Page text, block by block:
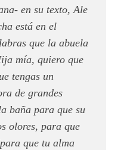
en su texto, Ale
está en el
que la abuela
mía, quiero que
tengas un
de grandes
baña para que su
olores, para que
que tu alma